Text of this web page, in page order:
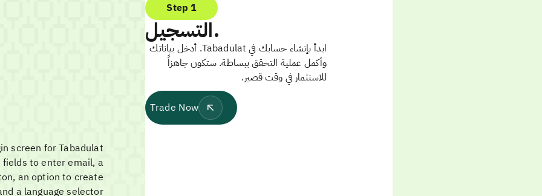
Step 1
التسجيل.
ابدأ بإنشاء حسابك في Tabadulat. أدخل بياناتك
وأكمل عملية التحقق ببساطة. ستكون جاهزاً
للاستثمار في وقت قصير.
Trade Now